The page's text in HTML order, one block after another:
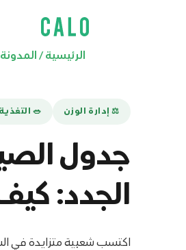
الرئيسية/ المدونة
⚖️ إدارة الوزن 🥗 التغذية
جدول
الجدد:
اكتسب شعبية متزايدة في